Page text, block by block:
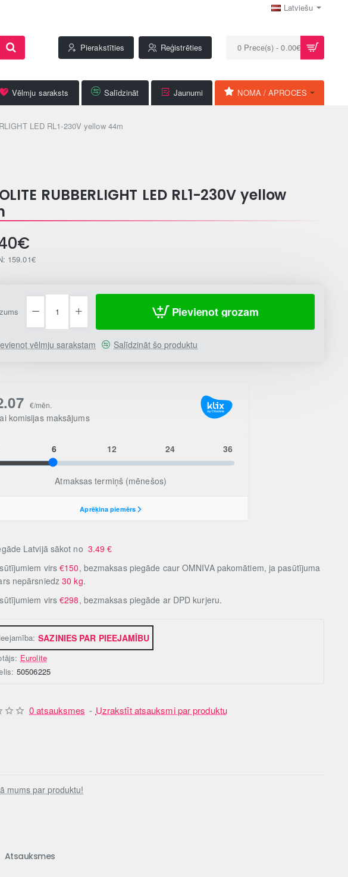
Latviešu
Pierakstīties Reģistrēties 0 Prece(s) - 0.00€
Vēlmju saraksts Salīdzināt Jaunumi NOMA / APROCES
LED RL1-230V yellow 44m
RUBBERLIGHT LED RL1-230V yellow
SAZINIES PAR PIEEJAMĪBU
Eurolite
50506225
0 atsauksmes - Uzrakstīt atsauksmi par produktu
159.01€
Pievienot grozam
vēlmju sarakstam Salīdzināt šo produktu
Latvijā sākot no 3.49€
virs€150, bezmaksas piegāde caur OMNIVA pakomātiem, ja pasūtījuma
nepārsniedz30 kg.
virs€298, bezmaksas piegāde ar DPD kurjeru.
mums par produktu!
Atsauksmes